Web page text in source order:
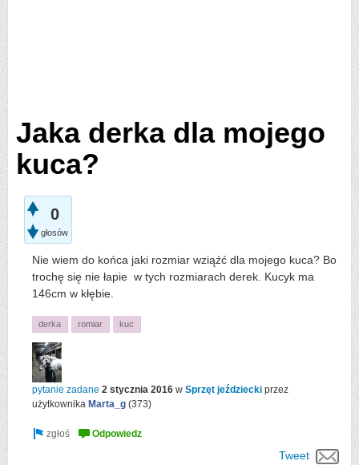
Jaka derka dla mojego
kuca?
0
głosów
Nie wiem do końca jaki rozmiar wziąźć dla mojego kuca? Bo
trochę się nie łapie w tych rozmiarach derek. Kucyk ma
146cm w kłębie.
derka romiar kuc
pytanie zadane 2 stycznia 2016 w Sprzęt jeździecki przez
użytkownika Marta_g (373)
Tweet